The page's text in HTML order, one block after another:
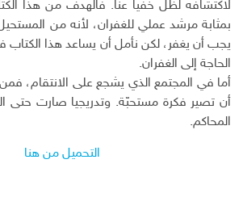
لاكتشافه لظل خفيا عنا. فالهدف من هذا
بمثابة مرشد عملي للغفران، لأنه من
يجب أن يغفر، لكن نأمل أن يساعد هذا
الحاجة إلى الغفران.
أما في المجتمع الذي يشجع على الانتقام،
أن تصير فكرة مستحبّة. وتدريجيا صارت حتى
المحاكم.
التحميل من هنا